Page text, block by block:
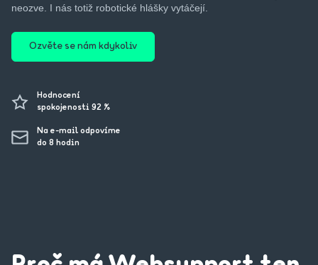
neozve. I nás totiž robotické hlášky vytáčejí.
Ozvěte se nám kdykoliv
Hodnocení
spokojenosti 92 %
Na e-mail odpovíme
do 8 hodin